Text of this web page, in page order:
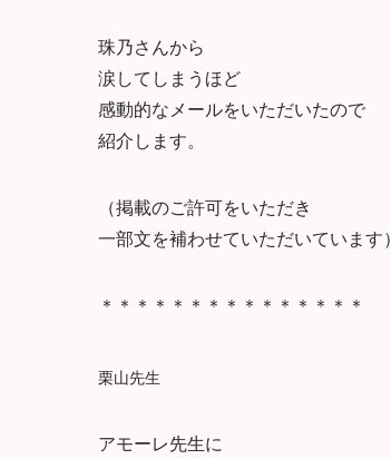
珠乃さんから
涙してしまうほど
感動的なメールをいただいたので
紹介します。
（掲載のご許可をいただき
一部文を補わせていただいています）
＊＊＊＊＊＊＊＊＊＊＊＊＊＊＊
栗山先生
アモーレ先生に